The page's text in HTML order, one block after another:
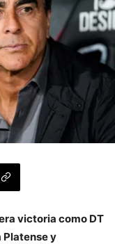
victoria como DT
Platense y